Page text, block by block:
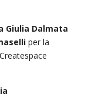
Giulia Dalmata
per la